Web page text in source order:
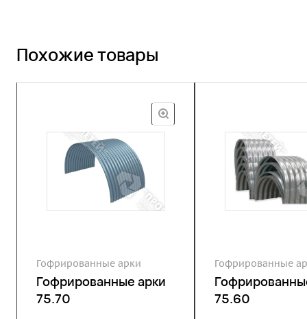
Похожие товары
Гофрированные арки
Гофрированные арки
75.70
Гофрированные
75.60